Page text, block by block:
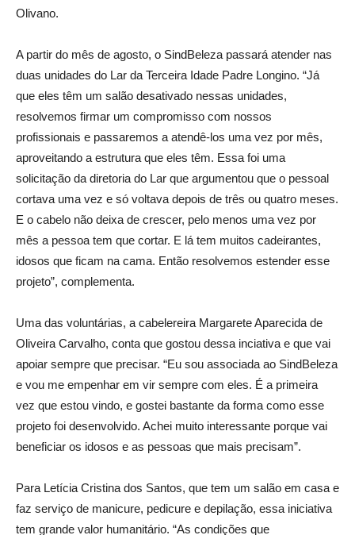
Olivano.
A partir do mês de agosto, o SindBeleza passará atender nas
duas unidades do Lar da Terceira Idade Padre Longino. “Já
que eles têm um salão desativado nessas unidades,
resolvemos firmar um compromisso com nossos
profissionais e passaremos a atendê-los uma vez por mês,
aproveitando a estrutura que eles têm. Essa foi uma
solicitação da diretoria do Lar que argumentou que o pessoal
cortava uma vez e só voltava depois de três ou quatro meses.
E o cabelo não deixa de crescer, pelo menos uma vez por
mês a pessoa tem que cortar. E lá tem muitos cadeirantes,
idosos que ficam na cama. Então resolvemos estender esse
projeto”, complementa.
Uma das voluntárias, a cabelereira Margarete Aparecida de
Oliveira Carvalho, conta que gostou dessa inciativa e que vai
apoiar sempre que precisar. “Eu sou associada ao SindBeleza
e vou me empenhar em vir sempre com eles. É a primeira
vez que estou vindo, e gostei bastante da forma como esse
projeto foi desenvolvido. Achei muito interessante porque vai
beneficiar os idosos e as pessoas que mais precisam”.
Para Letícia Cristina dos Santos, que tem um salão em casa e
faz serviço de manicure, pedicure e depilação, essa iniciativa
tem grande valor humanitário. “As condições que